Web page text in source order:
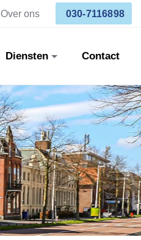
Over ons 030-7116898
Diensten Contact